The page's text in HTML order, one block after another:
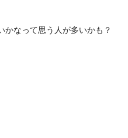
かなって思う人が多いかも？